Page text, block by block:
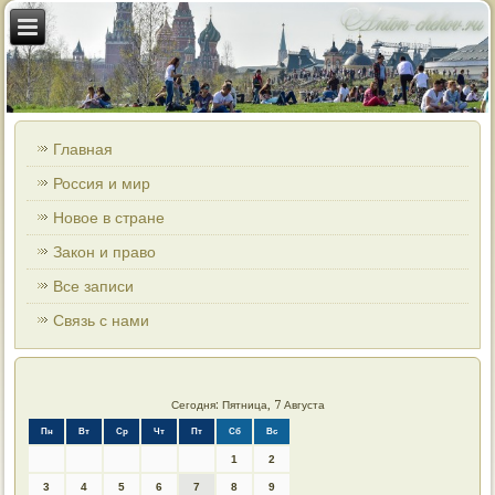
Главная
Россия и мир
Новое в стране
Закон и право
Все записи
Связь с нами
Сегодня: Пятница, 7 Августа
Пн Вт Ср Чт Пт Сб Вс
1 2
3 4 5 6 7 8 9